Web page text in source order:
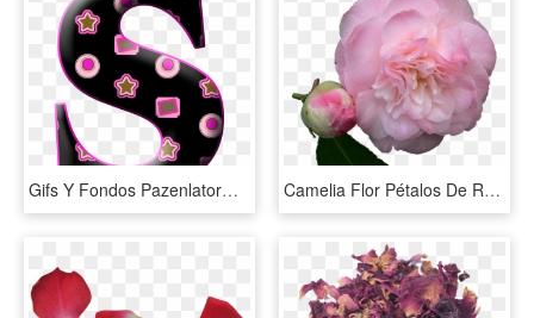
Gifs Y Fondos Pazenlatormenta - Imagenes De La Letra S Mayuscula, HD Png Download Camelia Flor Pétalos De Rosa Plena Floración - Camellia Flower Transparent Background, HD Png Download